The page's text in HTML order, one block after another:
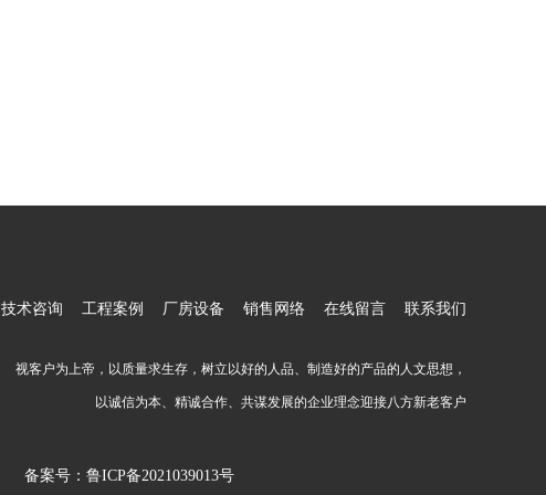
技术咨询 工程案例 厂房设备 销售网络 在线留言 联系我们
视客户为上帝，以质量求生存，树立以好的人品、制造好的产品的人文思想，
以诚信为本、精诚合作、共谋发展的企业理念迎接八方新老客户
备案号： 鲁ICP备2021039013号